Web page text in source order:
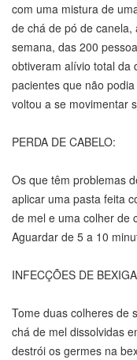
com uma mistura de
de chá de pó de
semana, das 200
obtiveram alívio total da
pacientes que não
voltou a se movimentar
PERDA DE CABELO:
Os que têm problemas
aplicar uma pasta feita
de mel e uma colher de
Aguardar de 5 a 10
INFECÇÕES DE
Tome duas colheres de
chá de mel dissolvidas
destrói os germes na